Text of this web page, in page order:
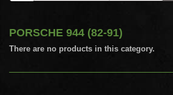
PORSCHE 944 (82-91)
There are no products in this category.